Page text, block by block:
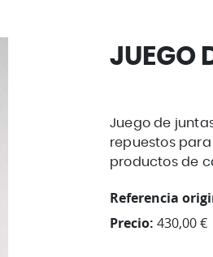
JUEGO
Juego de
repuestos
productos de
Referencia
Precio: 430,00 €